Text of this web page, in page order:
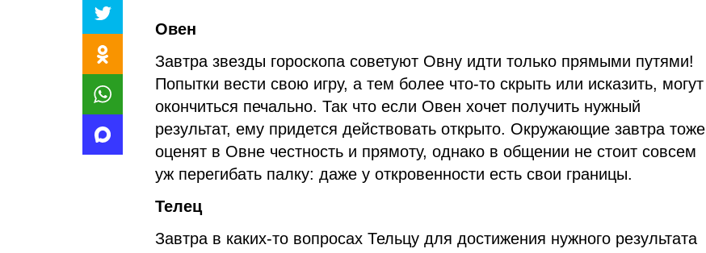
Овен
Завтра звезды гороскопа советуют Овну идти только прямыми путями!
Попытки вести свою игру, а тем более что-то скрыть или исказить, могут
окончиться печально. Так что если Овен хочет получить нужный
результат, ему придется действовать открыто. Окружающие завтра тоже
оценят в Овне честность и прямоту, однако в общении не стоит совсем
уж перегибать палку: даже у откровенности есть свои границы.
Телец
Завтра в каких-то вопросах Тельцу для достижения нужного результата